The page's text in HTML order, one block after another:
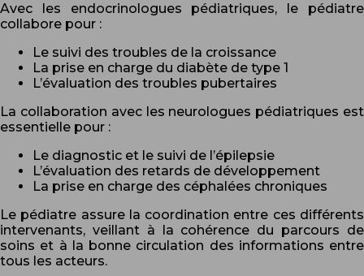
Avec les endocrinologues pédiatriques, le pédiatre
collabore pour :
Le suivi des troubles de la croissance
La prise en charge du diabète de type 1
L’évaluation des troubles pubertaires
La collaboration avec les neurologues pédiatriques est
essentielle pour :
Le diagnostic et le suivi de l’épilepsie
L’évaluation des retards de développement
La prise en charge des céphalées chroniques
Le pédiatre assure la coordination entre ces différents
intervenants, veillant à la cohérence du parcours de
soins et à la bonne circulation des informations entre
tous les acteurs.